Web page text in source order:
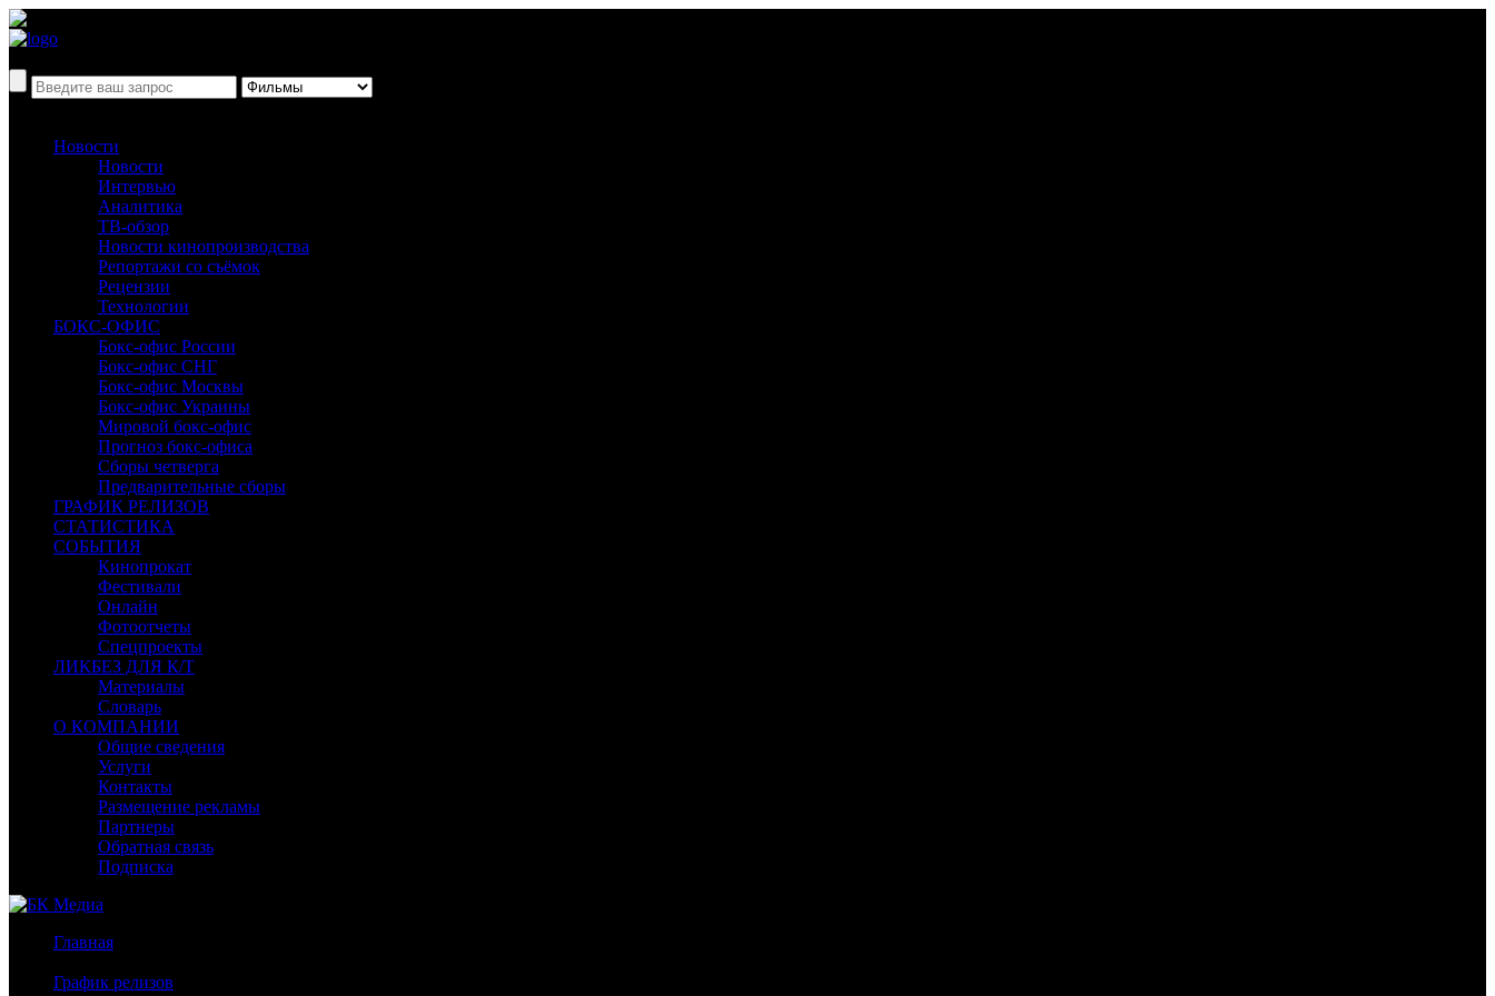
Новости
Новости
Интервью
Аналитика
ТВ-обзор
Новости кинопроизводства
Репортажи со съёмок
Рецензии
Технологии
БОКС-ОФИС
Бокс-офис России
Бокс-офис СНГ
Бокс-офис Москвы
Бокс-офис Украины
Мировой бокс-офис
Прогноз бокс-офиса
Сборы четверга
Предварительные сборы
ГРАФИК РЕЛИЗОВ
СТАТИСТИКА
СОБЫТИЯ
Кинопрокат
Фестивали
Онлайн
Фотоотчеты
Спецпроекты
ЛИКБЕЗ ДЛЯ К/Т
Материалы
Словарь
О КОМПАНИИ
Общие сведения
Услуги
Контакты
Размещение рекламы
Партнеры
Обратная связь
Подписка
Главная
График релизов